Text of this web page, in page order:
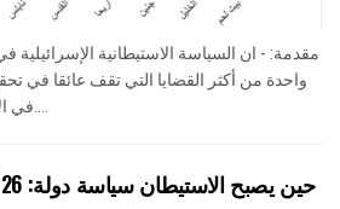
مقدمة: - ان السياسة الاستيطانية الإسرائيلية
واحدة من أكثر القضايا التي تقف عائقا في